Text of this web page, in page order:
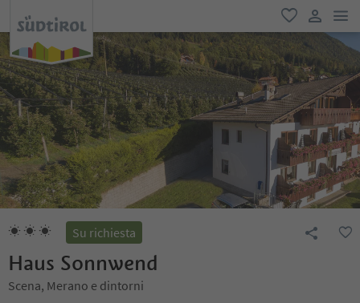
favoriti
user link
Su richiesta
Haus Sonnwend
Scena, Merano e dintorni